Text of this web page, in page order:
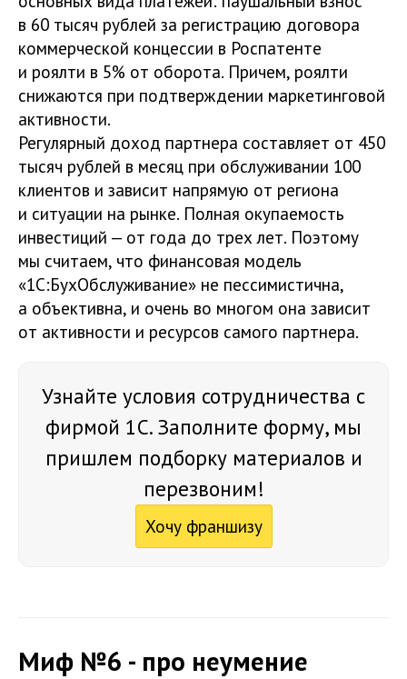
в 60 тысяч рублей за регистрацию договора
коммерческой концессии в Роспатенте
и роялти в 5% от оборота. Причем, роялти
снижаются при подтверждении маркетинговой
активности.
Регулярный доход партнера составляет от 450
тысяч рублей в месяц при обслуживании 100
клиентов и зависит напрямую от региона
и ситуации на рынке. Полная окупаемость
инвестиций — от года до трех лет. Поэтому
мы считаем, что финансовая модель
«1С:БухОбслуживание» не пессимистична,
а объективна, и очень во многом она зависит
от активности и ресурсов самого партнера.
Узнайте условия сотрудничества с
фирмой 1С. Заполните форму, мы
пришлем подборку материалов и
перезвоним!
Хочу франшизу
Миф №6 - про неумение